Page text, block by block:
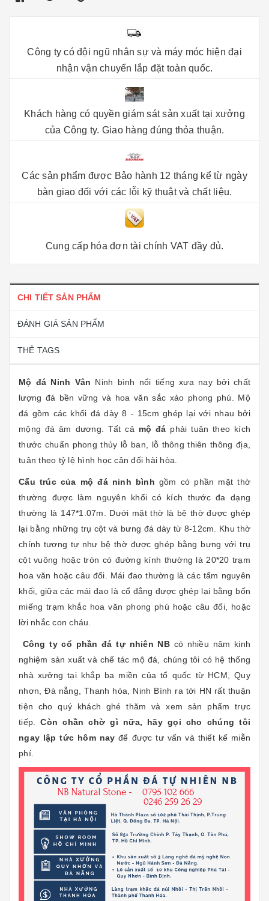
Công ty có đội ngũ nhân sự và máy móc hiện đại
nhận vận chuyển lắp đặt toàn quốc.
Khách hàng có quyền giám sát sản xuất tại xưởng
của Công ty. Giao hàng đúng thỏa thuận.
Các sản phẩm được Bảo hành 12 tháng kể từ ngày
bàn giao đối với các lỗi kỹ thuật và chất liệu.
Cung cấp hóa đơn tài chính VAT đầy đủ.
CHI TIẾT SẢN PHẨM
ĐÁNH GIÁ SẢN PHẨM
THẺ TAGS
Mộ đá Ninh Vân Ninh bình nổi tiếng xưa nay bởi chất
lượng đá bền vững và hoa văn sắc xảo phong phú. Mộ
đá gồm các khối đá dày 8 - 15cm ghép lại với nhau bởi
mộng đá âm dương. Tất cả mộ đá phải tuân theo kích
thước chuẩn phong thủy lỗ ban, lỗ thông thiên thông địa,
tuân theo tỷ lệ hình học cân đối hài hòa.
Cấu trúc của mộ đá ninh bình gồm có phần mặt thờ
thường được làm nguyên khối có kích thước đa dạng
thường là 147*1.07m. Dưới mặt thờ là bệ thờ được ghép
lại bằng những trụ cột và bưng đá dày từ 8-12cm. Khu thờ
chính tương tự như bệ thờ được ghép bằng bưng với trụ
cột vuông hoặc tròn có đường kính thường là 20*20 trạm
hoa văn hoặc câu đối. Mái đao thường là các tấm nguyên
khối, giữa các mái đao là cổ đẳng được ghép lại bằng bốn
miếng trạm khắc hoa văn phong phú hoặc câu đối, hoặc
lời nhắc con cháu.
Công ty cổ phần đá tự nhiên NBcó nhiều năm kinh
nghiệm sản xuất và chế tác mộ đá, chúng tôi có hệ thống
nhà xưởng tại khắp ba miền của tổ quốc từ HCM, Quy
nhơn, Đà nẵng, Thanh hóa, Ninh Bình ra tới HN rất thuận
tiện cho quý khách ghé thăm và xem sản phẩm trực
tiếp.Còn chần chờ gì nữa, hãy gọi cho chúng tôi
ngay lập tức hôm nay để được tư vấn và thiết kế miễn
phí.